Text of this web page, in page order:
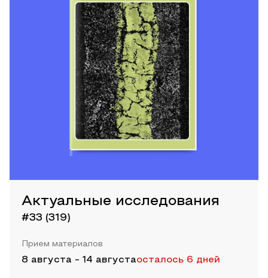
Актуальные исследования
#33 (319)
Прием материалов
8 августа - 14 августаосталось 6 дней